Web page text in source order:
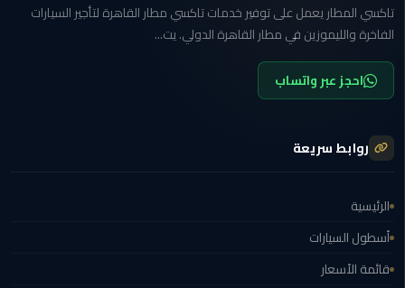
ليموزين
العجمي
الجيزة
رجال
الاعمال
ليموزين
تاكسي المطار يعمل على توفير خدمات تاكسي مطار القاهرة لتأجير السيارات
الفاخرة والليموزين في مطار القاهرة الدولي. يت...
احجز عبر واتساب
روابط سريعة
الرئيسية
أسطول السيارات
قائمة الأسعار